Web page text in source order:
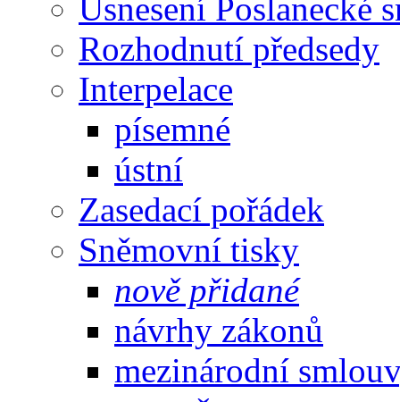
Usnesení Poslanecké
Rozhodnutí předsedy
Interpelace
písemné
ústní
Zasedací pořádek
Sněmovní tisky
nově přidané
návrhy zákonů
mezinárodní